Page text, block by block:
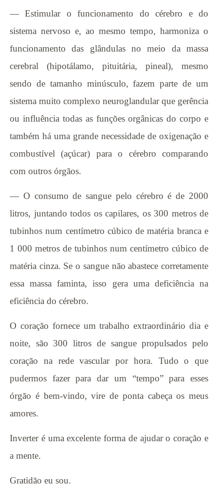
— Estimular o funcionamento do cérebro e do
sistema nervoso e, ao mesmo tempo, harmoniza o
funcionamento das glândulas no meio da massa
cerebral (hipotálamo, pituitária, pineal), mesmo
sendo de tamanho minúsculo, fazem parte de um
sistema muito complexo neuroglandular que gerência
ou influência todas as funções orgânicas do corpo e
também há uma grande necessidade de oxigenação e
combustível (açúcar) para o cérebro comparando
com outros órgãos.
— O consumo de sangue pelo cérebro é de 2000
litros, juntando todos os capilares, os 300 metros de
tubinhos num centímetro cúbico de matéria branca e
1 000 metros de tubinhos num centímetro cúbico de
matéria cinza. Se o sangue não abastece corretamente
essa massa faminta, isso gera uma deficiência na
eficiência do cérebro.
O coração fornece um trabalho extraordinário dia e
noite, são 300 litros de sangue propulsados pelo
coração na rede vascular por hora. Tudo o que
pudermos fazer para dar um “tempo” para esses
órgão é bem-vindo, vire de ponta cabeça os meus
amores.
Inverter é uma excelente forma de ajudar o coração e
a mente.
Gratidão eu sou.